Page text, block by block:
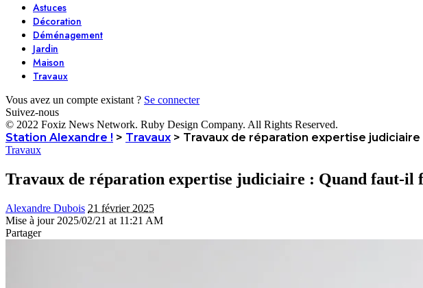
Astuces
Décoration
Déménagement
Jardin
Maison
Travaux
Vous avez un compte existant ? Se connecter
Suivez-nous
© 2022 Foxiz News Network. Ruby Design Company. All Rights Reserved.
Station Alexandre ! > Travaux > Travaux de réparation expertise
Travaux
Travaux de réparation expertise judiciaire : Quand faut-il
Alexandre Dubois 21 février 2025
Mise à jour 2025/02/21 at 11:21 AM
Partager